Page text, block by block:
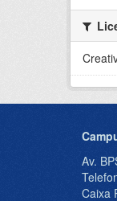
Av.
Caixa